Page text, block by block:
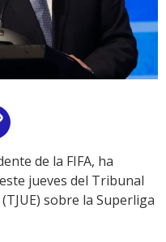
Linkde la FIFA, ha
jueves del Tribunal
sobre la Superliga